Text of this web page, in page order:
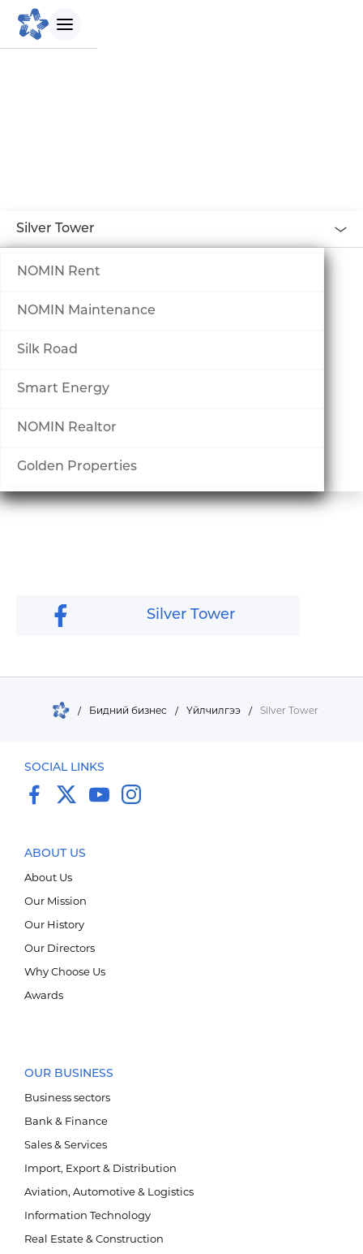
Бидний түүх
Банк, санхүү
Борлуулалт үйлчилгээ
Silver Tower
NOMIN Rent
NOMIN Maintenance
Silk Road
Smart Energy
NOMIN Realtor
Golden Properties
Key Information
Silver Tower
/ Бидний бизнес / Үйлчилгээ / Silver Tower
SOCIAL LINKS
ABOUT US
About Us
Our Mission
Our History
Our Directors
Why Choose Us
Awards
OUR BUSINESS
Business sectors
Bank & Finance
Sales & Services
Import, Export & Distribution
Aviation, Automotive & Logistics
Information Technology
Real Estate & Construction